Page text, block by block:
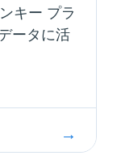
キー プラ
ータに活